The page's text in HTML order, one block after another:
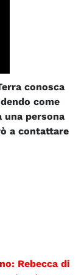
conosca
come
una persona
a contattare
Rebecca di